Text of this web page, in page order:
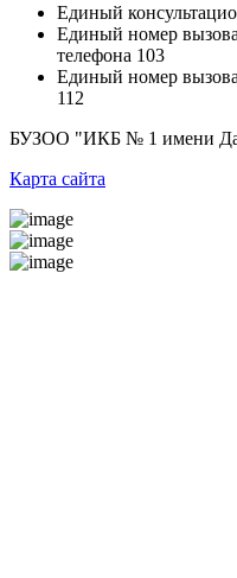
Единый
Единый номер
телефона 103
Единый номер
112
БУЗОО "ИКБ № 1 имени
Карта сайта